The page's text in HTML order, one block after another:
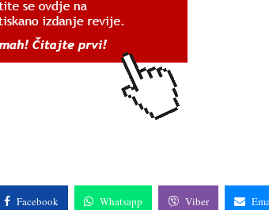
Facebook Whatsapp Viber